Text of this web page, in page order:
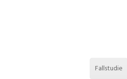
Fallstudie